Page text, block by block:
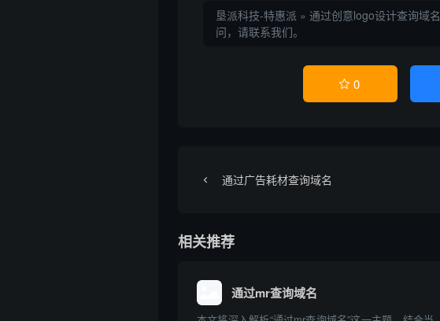
垦派科技-特惠派 » 通过创意logo设计查询域名
问，请联系我们。
 0
通过广告耗材查询域名
相关推荐
通过mr查询域名